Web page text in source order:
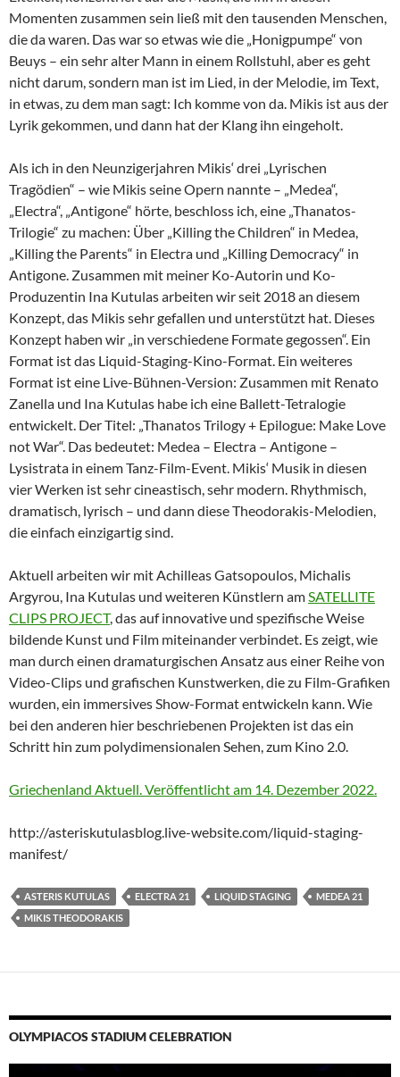
Momenten zusammen sein ließ mit den tausenden Menschen,
die da waren. Das war so etwas wie die „Honigpumpe“ von
Beuys – ein sehr alter Mann in einem Rollstuhl, aber es geht
nicht darum, sondern man ist im Lied, in der Melodie, im Text,
in etwas, zu dem man sagt: Ich komme von da. Mikis ist aus der
Lyrik gekommen, und dann hat der Klang ihn eingeholt.
Als ich in den Neunzigerjahren Mikis‘ drei „Lyrischen
Tragödien“ – wie Mikis seine Opern nannte – „Medea“,
„Electra“, „Antigone“ hörte, beschloss ich, eine „Thanatos-
Trilogie“ zu machen: Über „Killing the Children“ in Medea,
„Killing the Parents“ in Electra und „Killing Democracy“ in
Antigone. Zusammen mit meiner Ko-Autorin und Ko-
Produzentin Ina Kutulas arbeiten wir seit 2018 an diesem
Konzept, das Mikis sehr gefallen und unterstützt hat. Dieses
Konzept haben wir „in verschiedene Formate gegossen“. Ein
Format ist das Liquid-Staging-Kino-Format. Ein weiteres
Format ist eine Live-Bühnen-Version: Zusammen mit Renato
Zanella und Ina Kutulas habe ich eine Ballett-Tetralogie
entwickelt. Der Titel: „Thanatos Trilogy + Epilogue: Make Love
not War“. Das bedeutet: Medea – Electra – Antigone –
Lysistrata in einem Tanz-Film-Event. Mikis‘ Musik in diesen
vier Werken ist sehr cineastisch, sehr modern. Rhythmisch,
dramatisch, lyrisch – und dann diese Theodorakis-Melodien,
die einfach einzigartig sind.
Aktuell arbeiten wir mit Achilleas Gatsopoulos, Michalis
Argyrou, Ina Kutulas und weiteren Künstlern amSATELLITE
CLIPS PROJECT, das auf innovative und spezifische Weise
bildende Kunst und Film miteinander verbindet. Es zeigt, wie
man durch einen dramaturgischen Ansatz aus einer Reihe von
Video-Clips und grafischen Kunstwerken, die zu Film-Grafiken
wurden, ein immersives Show-Format entwickeln kann. Wie
bei den anderen hier beschriebenen Projekten ist das ein
Schritt hin zum polydimensionalen Sehen, zum Kino 2.0.
Griechenland Aktuell. Veröffentlicht am 14. Dezember 2022.
http://asteriskutulasblog.live-website.com/liquid-staging-
manifest/
ASTERIS KUTULAS ELECTRA 21 LIQUID STAGING
MEDEA 21
MIKIS THEODORAKIS
OLYMPIACOS STADIUM CELEBRATION